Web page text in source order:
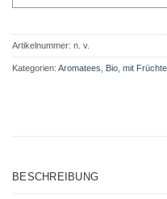
Artikelnummer: n. v.
Kategorien: Aromatees Bio mit
BESCHREIBUNG